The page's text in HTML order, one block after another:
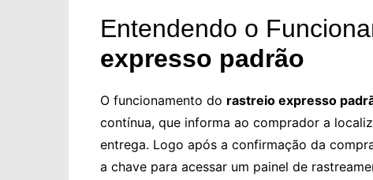
Entendendo o
expresso padrão
O funcionamento do rastreio expresso
contínua, que informa ao comprador a
entrega. Logo após a confirmação da
a chave para acessar um painel de